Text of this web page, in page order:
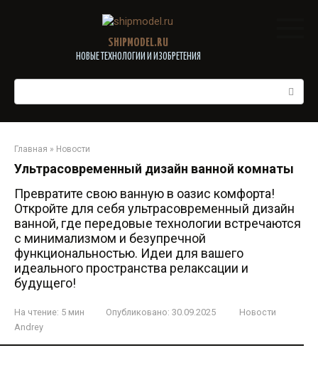
SHIPMODEL.RU
НОВЫЕ ТЕХНОЛОГИИ И ИЗОБРЕТЕНИЯ
Главная » Новости
Ультрасовременный дизайн ванной комнаты
Превратите свою ванную в оазис комфорта!
Откройте для себя ультрасовременный дизайн
ванной, где передовые технологии встречаются
с минимализмом и безупречной
функциональностью. Идеи для вашего
идеального пространства релаксации и
будущего!
На чтение: 5 мин Опубликовано: 30.09.2025
Новости
Andrey